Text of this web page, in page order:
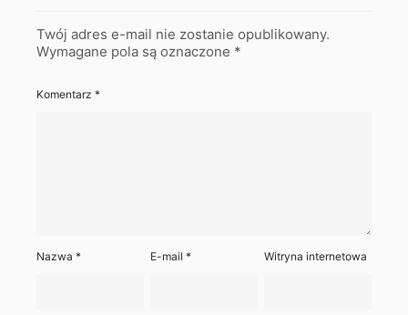
Twój adres e-mail nie zostanie opublikowany.
Wymagane pola są oznaczone *
Komentarz *
Nazwa * E-mail* Witryna internetowa